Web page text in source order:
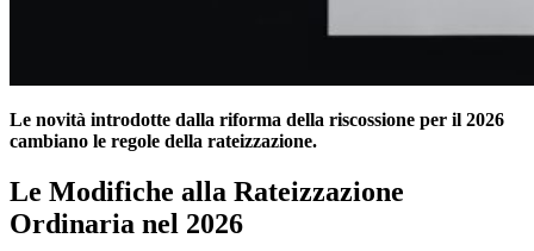
Le novità introdotte dalla riforma della riscossione per il 2026
cambiano le regole della rateizzazione.
Le Modifiche alla Rateizzazione
Ordinaria nel 2026